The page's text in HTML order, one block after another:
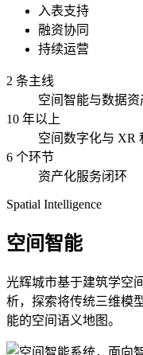
入表支持
融资协同
持续运营
2 条主线
空间智能与数据资
10 年以上
空间数字化与 XR
6 个环节
资产化服务闭环
Spatial Intelligence
空间智能
光辉城市基于建筑学空
析，探索将传统三维模
能的空间语义地图。